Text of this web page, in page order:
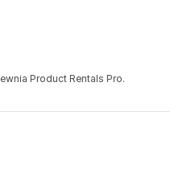
Product Rentals Pro.